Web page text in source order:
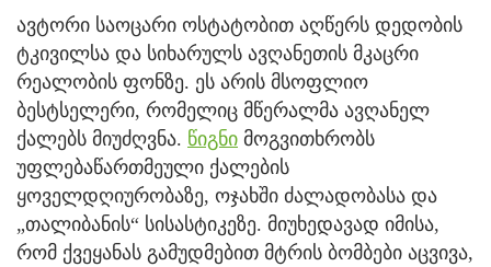
ავტორი საოცარი ოსტატობით აღწერს დედობის
ტკივილსა და სიხარულს ავღანეთის მკაცრი
რეალობის ფონზე. ეს არის მსოფლიო
ბესტსელერი, რომელიც მწერალმა ავღანელ
ქალებს მიუძღვნა. წიგნი მოგვითხრობს
უფლებაწართმეული ქალების
ყოველდღიურობაზე, ოჯახში ძალადობასა და
„თალიბანის“ სისასტიკეზე. მიუხედავად იმისა,
რომ ქვეყანას გამუდმებით მტრის ბომბები აცვივა,